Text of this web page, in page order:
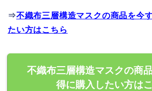
⇒不織布三層構造マスクの商品を今
たい方はこちら
不織布三層構造マスクの商
得に購入したい方は